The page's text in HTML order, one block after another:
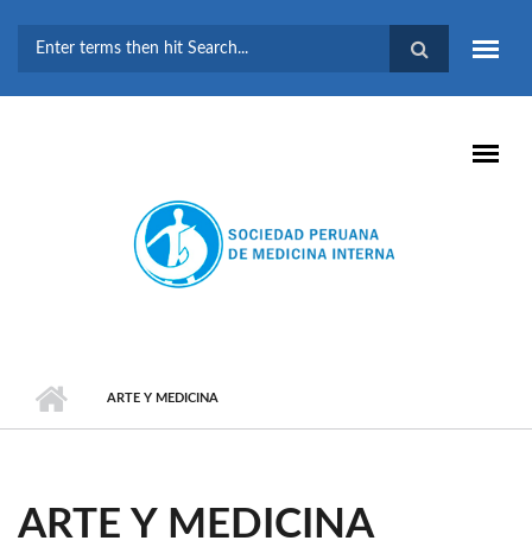
BÚSQUEDA
ARTE Y MEDICINA
ARTE Y MEDICINA